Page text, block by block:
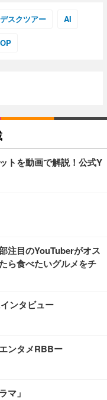
スクツアー AI
トを動画で解説！公式Y
注目のYouTuberがオス
ら食べたいグルメをチ
ンタビュー
ンタメRBBー
マ」